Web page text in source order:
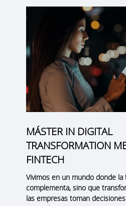
MÁSTER IN DIGITAL
TRANSFORMATION
FINTECH
Vivimos en un mundo donde
complementa, sino que
las empresas toman